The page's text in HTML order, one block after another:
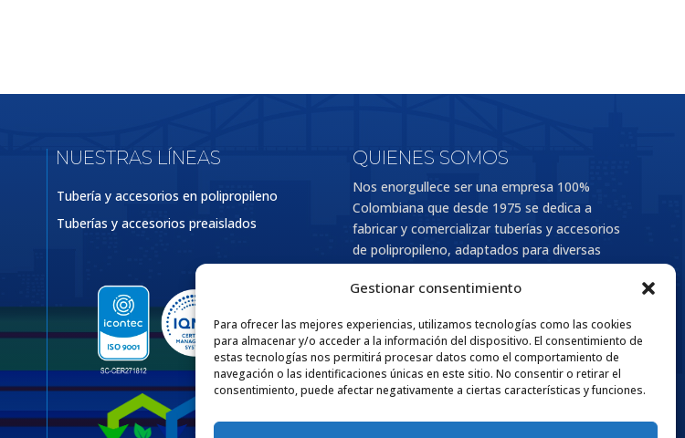
Gestionar consentimiento
Para ofrecer las mejores experiencias, utilizamos tecnologías como las cookies
para almacenar y/o acceder a la información del dispositivo. El consentimiento de
estas tecnologías nos permitirá procesar datos como el comportamiento de
navegación o las identificaciones únicas en este sitio. No consentir o retirar el
consentimiento, puede afectar negativamente a ciertas características y funciones.
NUESTRAS LÍNEAS
Tubería y accesorios en polipropileno
Tuberías y accesorios preaislados
QUIENES SOMOS
Nos enorgullece ser una empresa 100%
Colombiana que desde 1975 se dedica a
fabricar y comercializar tuberías y accesorios
de polipropileno, adaptados para diversas
construcción e industria. Esta extensa
la excelencia y la satisfacción de nuestros
clientes por medio de nuestros
productos y servicios.